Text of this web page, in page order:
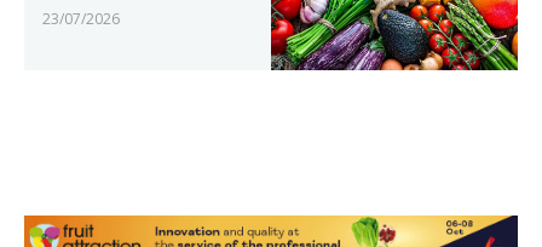
23/07/2026